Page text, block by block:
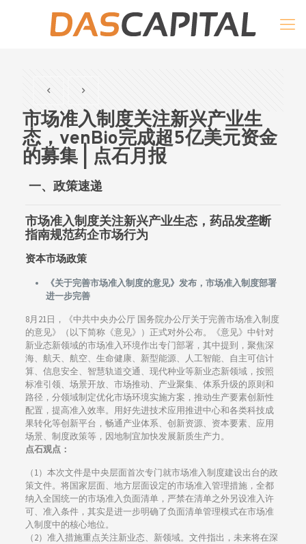
市场准入制度关注新兴产业生
态，venBio完成超5亿美元资金
的募集 | 点石月报
一、政策速递
市场准入制度关注新兴产业生态， 药品发垄断
指南规范药企市场行为
资本市场政策
《关于完善市场准入制度的意见》发布，市场准入制度部署
进一步完善
8月21日，《中共中央办公厅 国务院办公厅关于完善市场准入制度
的意见》（以下简称《意见》）正式对外公布。《意见》中针对
新业态新领域的市场准入环境作出专门部署，其中提到，聚焦深
海、航天、航空、生命健康、新型能源、人工智能、自主可信计
算、信息安全、智慧轨道交通、现代种业等新业态新领域，按照
标准引领、场景开放、市场推动、产业聚集、体系升级的原则和
路径，分领域制定优化市场环境实施方案，推动生产要素创新性
配置，提高准入效率。用好先进技术应用推进中心和各类科技成
果转化等创新平台，畅通产业体系、创新资源、资本要素、应用
场景、制度政策等，因地制宜加快发展新质生产力。
点石观点：
（1）本次文件是中央层面首次专门就市场准入制度建设出台的政
策文件。将国家层面、地方层面设定的市场准入管理措施，全都
纳入全国统一的市场准入负面清单，严禁在清单之外另设准入许
可、准入条件，其实是进一步明确了负面清单管理模式在市场准
入制度中的核心地位。
（2）准入措施重点关注新业态、新领域。文件指出，未来将在深